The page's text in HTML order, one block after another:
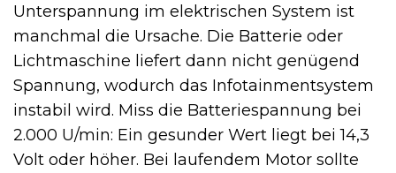
Unterspannung im elektrischen System ist
manchmal die Ursache. Die Batterie oder
Lichtmaschine liefert dann nicht genügend
Spannung, wodurch das Infotainmentsystem
instabil wird. Miss die Batteriespannung bei
2.000 U/min: Ein gesunder Wert liegt bei 14,3
Volt oder höher. Bei laufendem Motor sollte